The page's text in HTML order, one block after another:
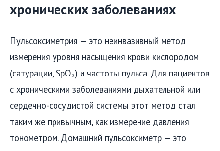
хронических заболеваниях
Пульсоксиметрия — это неинвазивный метод
измерения уровня насыщения крови кислородом
(сатурации, SpO₂) и частоты пульса. Для пациентов
с хроническими заболеваниями дыхательной или
сердечно-сосудистой системы этот метод стал
таким же привычным, как измерение давления
тонометром. Домашний пульсоксиметр — это